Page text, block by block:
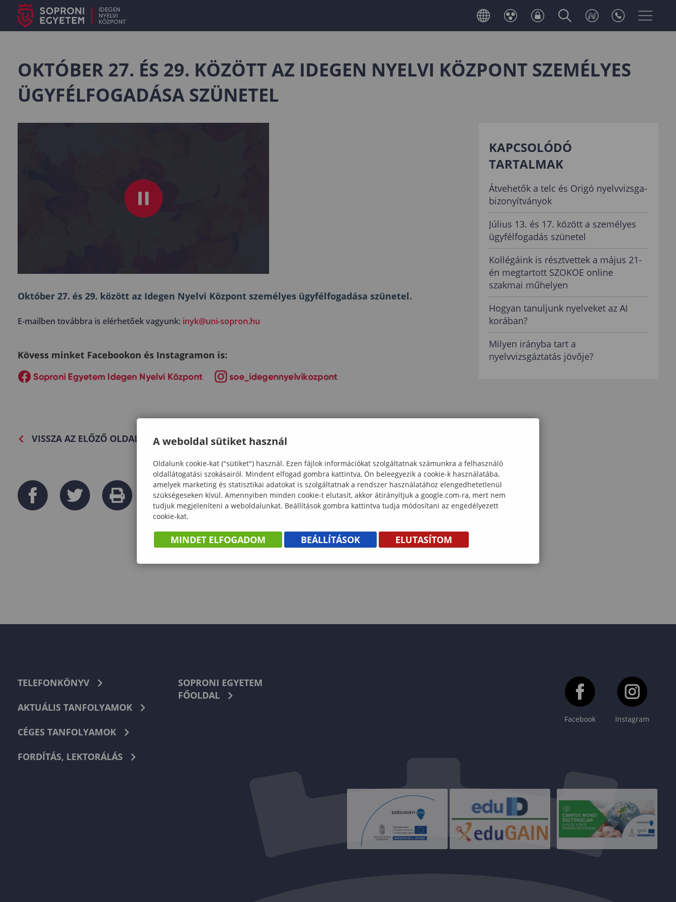
OKTÓBER 27. ÉS 29. KÖZÖTT AZ IDEGEN NYELVI KÖZPONT SZEMÉLYES
ÜGYFÉLFOGADÁSA SZÜNETEL
Október 27. és 29. között az Idegen Nyelvi Központ személyes ügyfélfogadása szünetel.
E-mailben továbbra is elérhetőek vagyunk: inyk@uni-sopron.hu
Kövess minket Facebookon és Instagramon is:
VISSZA AZ ELŐZŐ OLDALRA
KAPCSOLÓDÓ
TARTALMAK
Átvehetők a telc és Origó nyelvvizsga-
bizonyítványok
Július 13. és 17. között a személyes
ügyfélfogadás szünetel
Kollégáink is résztvettek a május 21-
én megtartott SZOKOE online
szakmai műhelyen
Hogyan tanuljunk nyelveket az AI
korában?
Milyen irányba tart a
nyelvvizsgáztatás jövője?
TELEFONKÖNYV
AKTUÁLIS TANFOLYAMOK
CÉGES TANFOLYAMOK
FORDÍTÁS, LEKTORÁLÁS
SOPRONI EGYETEM
FŐOLDAL
Facebook Instagram
A weboldal sütiket használ
Oldalunk cookie-kat ("sütiket") használ. Ezen fájlok információkat szolgáltatnak számunkra a felhasználó
oldallátogatási szokásairól. Mindent elfogad gombra kattintva, Ön beleegyezik a cookie-k használatába,
amelyek marketing és statisztikai adatokat is szolgáltatnak a rendszer használatához elengedhetetlenül
szükségeseken kívül. Amennyiben minden cookie-t elutasít, akkor átirányítjuk a google.com-ra, mert nem
tudjuk megjeleníteni a weboldalunkat. Beállítások gombra kattintva tudja módosítani az engedélyezett
cookie-kat.
MINDET ELFOGADOM BEÁLLÍTÁSOK ELUTASÍTOM